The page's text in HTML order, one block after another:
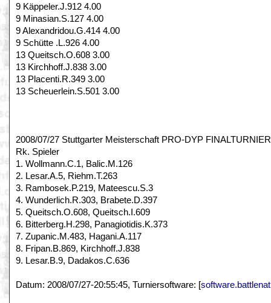
9 Käppeler.J.912 4.00
9 Minasian.S.127 4.00
9 Alexandridou.G.414 4.00
9 Schütte .L.926 4.00
13 Queitsch.O.608 3.00
13 Kirchhoff.J.838 3.00
13 Placenti.R.349 3.00
13 Scheuerlein.S.501 3.00
2008/07/27 Stuttgarter Meisterschaft PRO-DYP
Rk. Spieler
1. Wollmann.C.1, Balic.M.126
2. Lesar.A.5, Riehm.T.263
3. Rambosek.P.219, Mateescu.S.3
4. Wunderlich.R.303, Brabete.D.397
5. Queitsch.O.608, Queitsch.I.609
6. Bitterberg.H.298, Panagiotidis.K.373
7. Zupanic.M.483, Hagani.A.117
8. Fripan.B.869, Kirchhoff.J.838
9. Lesar.B.9, Dadakos.C.636
Datum: 2008/07/27-20:55:45, Turniersoftware: [